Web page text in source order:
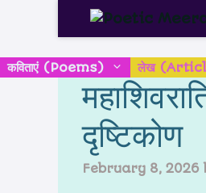
कविताएं (Poems) लेख
दृष्टिकोण
February 8, 2026